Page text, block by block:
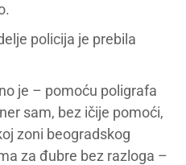
policija je prebila
je – pomoću poligrafa
sam, bez ičije pomoći,
zoni beogradskog
za đubre bez razloga –